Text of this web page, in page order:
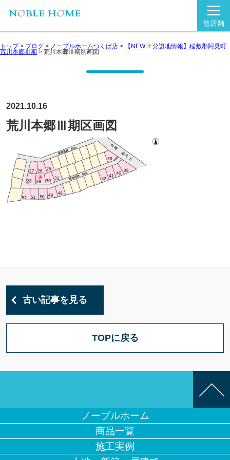
他店舗
トップ> ブログ > ノーブルホームつくば店 > 【NEW 分譲地情報】稲敷郡阿見町
荒川本郷Ⅲ期>荒川本郷Ⅲ期区画図
2021.10.16
荒川本郷Ⅲ期区画図
古い記事を見る
TOPに戻る
ノーブルホーム
商品一覧
施工実例